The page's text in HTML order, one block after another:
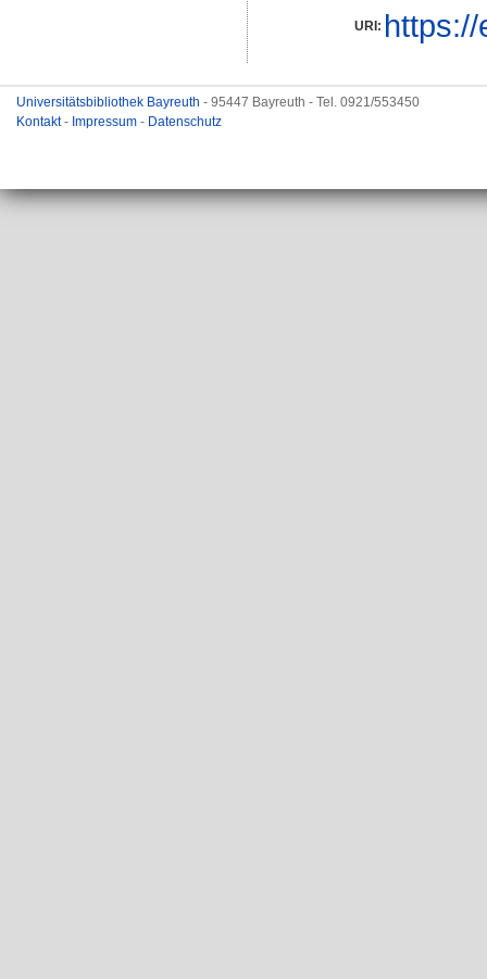
URI:
Universitätsbibliothek Bayreuth - 95447 Bayreuth - Tel. 0921/553450
Kontakt- Impressum - Datenschutz